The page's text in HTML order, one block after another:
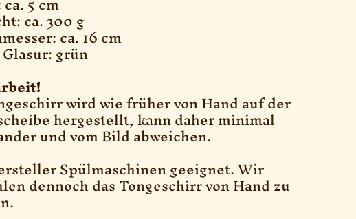
ca. 300 g
ca. 16 cm
grün
wird wie früher von Hand auf der
hergestellt, kann daher minimal
und vom Bild abweichen.
Spülmaschinen geeignet. Wir
dennoch das Tongeschirr von Hand zu